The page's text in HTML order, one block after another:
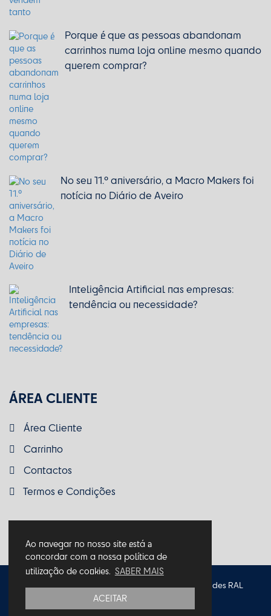
Ao navegar no nosso site está a
concordar com a nossa política de
utilização de cookies. SABER MAIS
ACEITAR
Porque é que as pessoas abandonam
carrinhos numa loja online mesmo quando
querem comprar?
No seu 11.º aniversário, a Macro Makers foi
notícia no Diário de Aveiro
Inteligência Artificial nas empresas:
tendência ou necessidade?
ÁREA CLIENTE
Área Cliente
Carrinho
Contactos
Termos e Condições
Política de Privacidade Política de Cookies
Entidades RAL
Livro de Reclamações